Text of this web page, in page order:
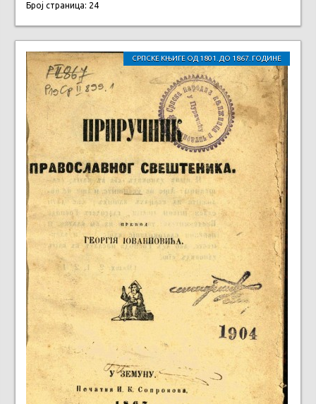
Број страница: 24
СРПСКЕ КЊИГЕ ОД 1801. ДО 1867. ГОДИНЕ